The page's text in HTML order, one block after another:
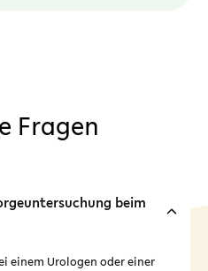
Fragen
beim
einem Urologen oder einer